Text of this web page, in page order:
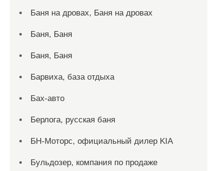
Баня на дровах, Баня на дровах
Баня, Баня
Баня, Баня
Барвиха, база отдыха
Бах-авто
Берлога, русская баня
БН-Моторс, официальный дилер KIA
Бульдозер, компания по продаже